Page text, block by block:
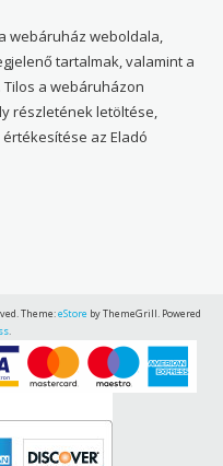
webáruház weboldala,
tartalmak, valamint a
a webáruházon
részletének letöltése,
az Eladó
Theme:eStore by ThemeGrill. Powered
.